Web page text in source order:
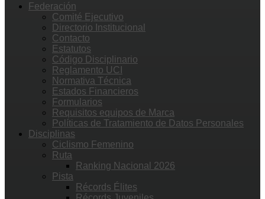
Federación
Comité Ejecutivo
Directorio Institucional
Contacto
Estatutos
Código Disciplinario
Reglamento UCI
Normativa Técnica
Estados Financieros
Formularios
Requisitos equipos de Marca
Políticas de Tratamiento de Datos Personales
Disciplinas
Ciclismo Femenino
Ruta
Ranking Nacional 2026
Pista
Récords Élites